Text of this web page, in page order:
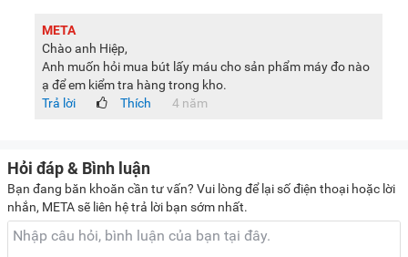
META
Chào anh Hiệp,
Anh muốn hỏi mua bút lấy máu cho sản phẩm máy đo nào
ạ để em kiểm tra hàng trong kho.
Trả lời
Thích 4 năm
Hỏi đáp & Bình luận
Bạn đang băn khoăn cần tư vấn? Vui lòng để lại số điện thoại hoặc lời
nhắn, META sẽ liên hệ trả lời bạn sớm nhất.